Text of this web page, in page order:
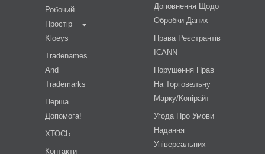
Робочий
Простір
Kloeys
Tradenames
And
Trademarks
Перша
Допомога!
ХТОСЬ
Контакти
Доповнення Щодо
Обробки Даних
Права Реєстрантів
ICANN
Порушення Прав
На Торговельну
Марку/копірайт
Угода Про Умови
Надання
Універсальних